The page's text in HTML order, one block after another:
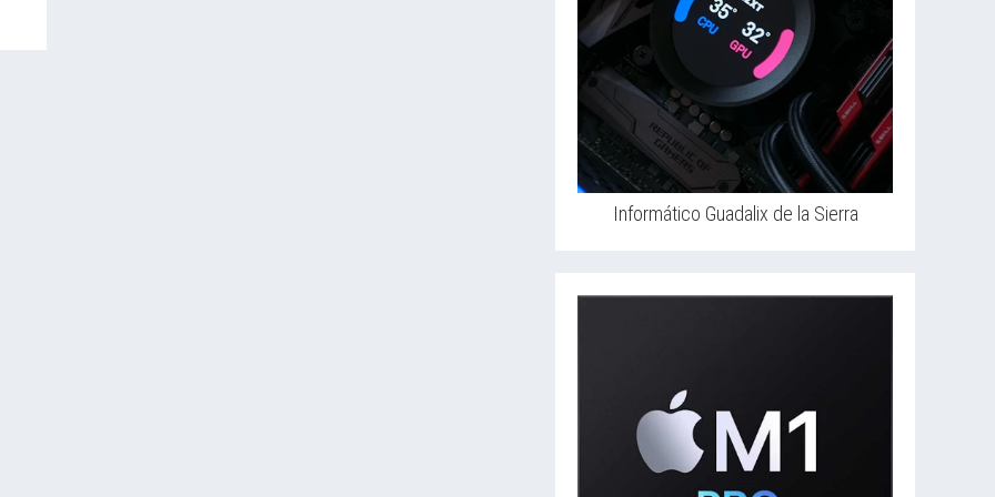
Informático Guadalix de la Sierra